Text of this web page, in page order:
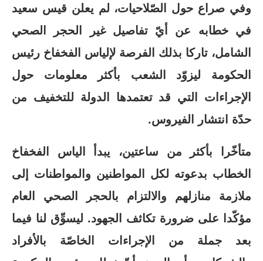
وفي صراع حول الصّلاحيات، لم يعلن قيس سعيد
في خطابه عن أيّ تفاصيل غير الحجر الصحي
الشامل، تاركا بذلك الفرصة لإلياس الفخفاخ رئيس
الحكومة ليزوّد الشعب بأكثر معلومات حول
الإجراءات التي قد تعتمدها الدولة للتخفيف من
حدّة انتشار الفيروس.
متأخّرا بأكثر من ساعتين، يبدأ الياس الفخفاخ
الخطاب بدعوته لكل المواطنين والمواطنات إلى
ملازمة منازلهم والالتزام بالحجر الصحي العام
مؤكّدا على ضرورة تكاثف الجهود. ليسوِّق لنا فيما
بعد جملة من الإجراءات الخاصّة بالأفراد